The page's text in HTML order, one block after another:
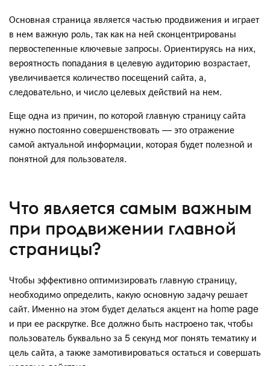
Основная страница является частью продвижения и играет
в нем важную роль, так как на ней сконцентрированы
первостепенные ключевые запросы. Ориентируясь на них,
вероятность попадания в целевую аудиторию возрастает,
увеличивается количество посещений сайта, а,
следовательно, и число целевых действий на нем.
Еще одна из причин, по которой главную страницу сайта
нужно постоянно совершенствовать — это отражение
самой актуальной информации, которая будет полезной и
понятной для пользователя.
Что является самым важным
при продвижении главной
страницы?
Чтобы эффективно оптимизировать главную страницу,
необходимо определить, какую основную задачу решает
сайт. Именно на этом будет делаться акцент на home page
и при ее раскрутке. Все должно быть настроено так, чтобы
пользователь буквально за 5 секунд мог понять тематику и
цель сайта, а также замотивироваться остаться и совершать